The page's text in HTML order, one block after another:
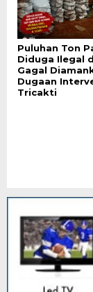
Puluhan Ton
Diduga Ilegal
Gagal
Dugaan
Tricakti